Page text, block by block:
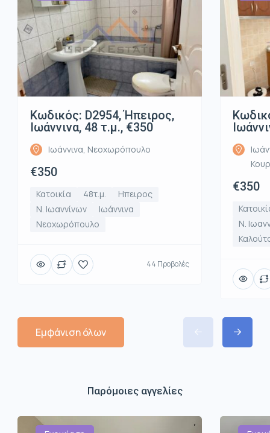
Κωδικός: D2954, Ήπειρος,
Ιωάννινα, 48 τ.μ., €350
Ιωάννινα, Νεοχωρόπουλο
€350
Κατοικία 48τ.μ.
Ηπειρος
Ν. Ιωαννίνων
Ιωάννινα
Νεοχωρόπουλο
44 Προβολές
€350
Ν.
Εμφάνιση όλων
Παρόμοιες αγγελίες